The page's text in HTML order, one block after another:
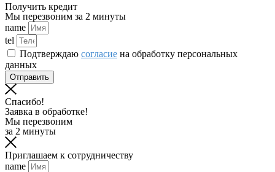
Получить кредит
Мы перезвоним за 2 минуты
name
tel
Подтверждаю согласие на обработку персональных
данных
Отправить
Спасибо!
Заявка в обработке!
Мы перезвоним
за 2 минуты
Приглашаем к сотрудничеству
name